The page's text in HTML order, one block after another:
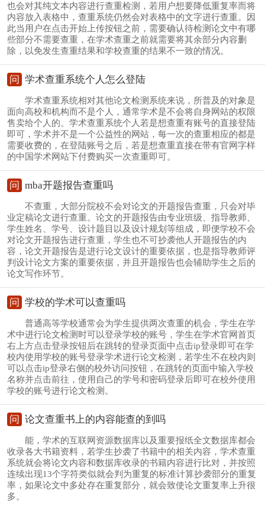
也会对其纯文本内容进行查重检测，若用户想要降低重复率而将
内容放入表格中，查重系统仍然会对表格中的文字进行查重。因
此当用户在点击开始上传按钮之前，需要确认待检测论文中有哪
些部分不需要查重，在学术查重之前就需要将其余部分内容删
除，以免发生查重结果和学校查重的结果不一致的情况。
问 学术查重系统个人怎么登陆
学术查重系统相对其他论文检测系统来说，所普及的对象是
面向高校和机构而不是个人，通常学术是不会将自身网站的权限
售卖给个人的。学术查重系统个人若是想查重有账号的直接登陆
即可，学术并不是一个公益性的网站，每一次的查重相应的都是
需要收费的，在登陆账号之后，若是想查重直接在带有官网字样
的中国学术网站下付费购买一次查重即可。
问 mba开题报告查重吗
不查重，大部分院校不会对论文的开题报告查重，只会对毕
业定稿论文进行查重。论文的开题报告由专业班级、指导教师、
学生姓名、学号、设计题目以及设计规划等组成，即便学校不会
对论文开题报告进行查重，学生也不可抄袭他人开题报告的内
容，论文开题报告是进行论文设计的重要依据，也是指导教师评
判设计论文方案的重要依据，并且开题报告也会辅助学生之后的
论文写作环节。
问 学校的学术可以查重吗
普通高等学校通常会为学生提供两次查重的机会，学生在学
术中进行论文检测时可以登录学校的账号，学生在学术官网首页
右上方点击登录按钮后在跳转的登录页面中点击ip登录即可在学
校内使用学校的账号登录学术进行论文检测，若学生不在校内则
可以点击ip登录右侧的校外访问按钮，在跳转的页面中输入学校
名称并点击前往，使用自己的学号和密码登录后即可在校外使用
学校的账号进行论文检测。
问 论文查重书上的内容能查的到吗
能，学术的互联网资源数据库以及重要报纸全文数据库都会
收录各大书籍资料，若学生抄袭了书籍中的相关内容，学术查重
系统就会将论文内容和数据库收录的书籍内容进行比对，并按照
连续出现13个字符类似就会判为重复的标准计算抄袭部分的重复
率，如果论文中多处存在重复部分，就会致使论文重复率上升很
多。